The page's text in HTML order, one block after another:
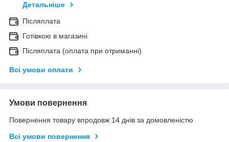
Детальніше
Післяплата
Готівкою в магазині
Післяплата (оплата при отриманні)
Всі умови оплати
Умови повернення
Повернення товару впродовж 14 днів за домовленістю
Всі умови повернення